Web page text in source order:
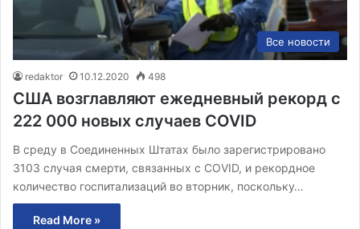
Все новости
redaktor 10.12.2020 498
США возглавляют ежедневный рекорд с
222 000 новых случаев COVID
В среду в Соединенных Штатах было зарегистрировано
3103 случая смерти, связанных с COVID, и рекордное
количество госпитализаций во вторник, поскольку…
Read More »